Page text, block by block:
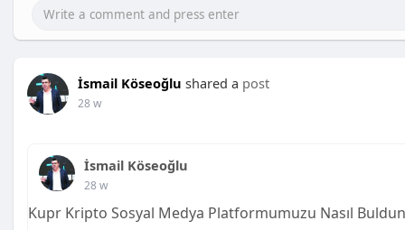
İsmail Köseoğlu shared a post
28 w
İsmail Köseoğlu
28 w
Kupr Kripto Sosyal Medya Platformumuzu Nasıl